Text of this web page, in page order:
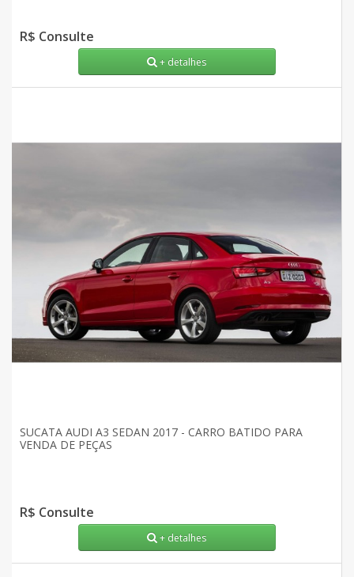
R$ Consulte
+ detalhes
SUCATA AUDI A3 SEDAN 2017 - CARRO BATIDO PARA
VENDA DE PEÇAS
R$ Consulte
+ detalhes